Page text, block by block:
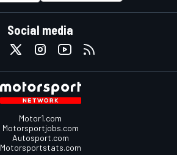
Social media
Motor1.com
Motorsportjobs.com
Autosport.com
Motorsportstats.com